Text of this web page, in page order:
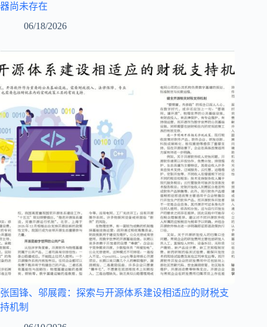
器尚未存在
06/18/2026
张国锋、邬展霞：探索与开源体系建设相适应的财税支
持机制